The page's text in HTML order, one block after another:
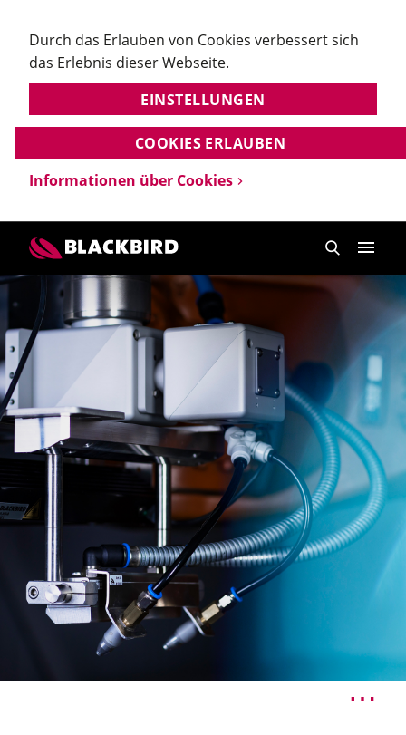
Durch das Erlauben von Cookies verbessert sich
das Erlebnis dieser Webseite.
EINSTELLUNGEN
Informationen über Cookies
COOKIES ERLAUBEN